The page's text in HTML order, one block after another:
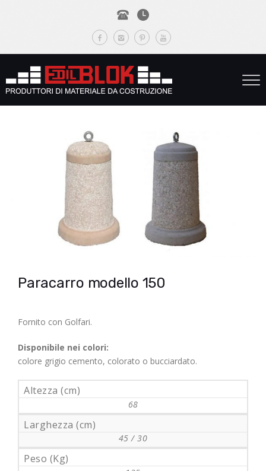
Paracarro modello 150
Fornito con Golfari.
Disponibile nei colori:
colore grigio cemento, colorato o bucciardato.
Altezza (cm)
68
Larghezza (cm)
45 / 30
Peso (Kg)